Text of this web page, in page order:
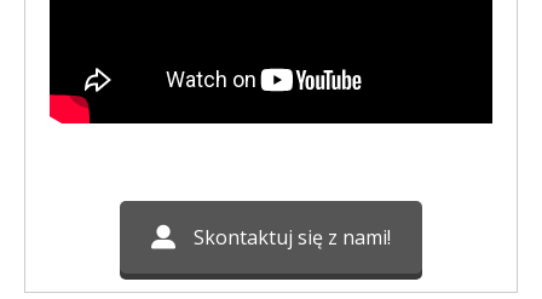
Skontaktuj się z nami!